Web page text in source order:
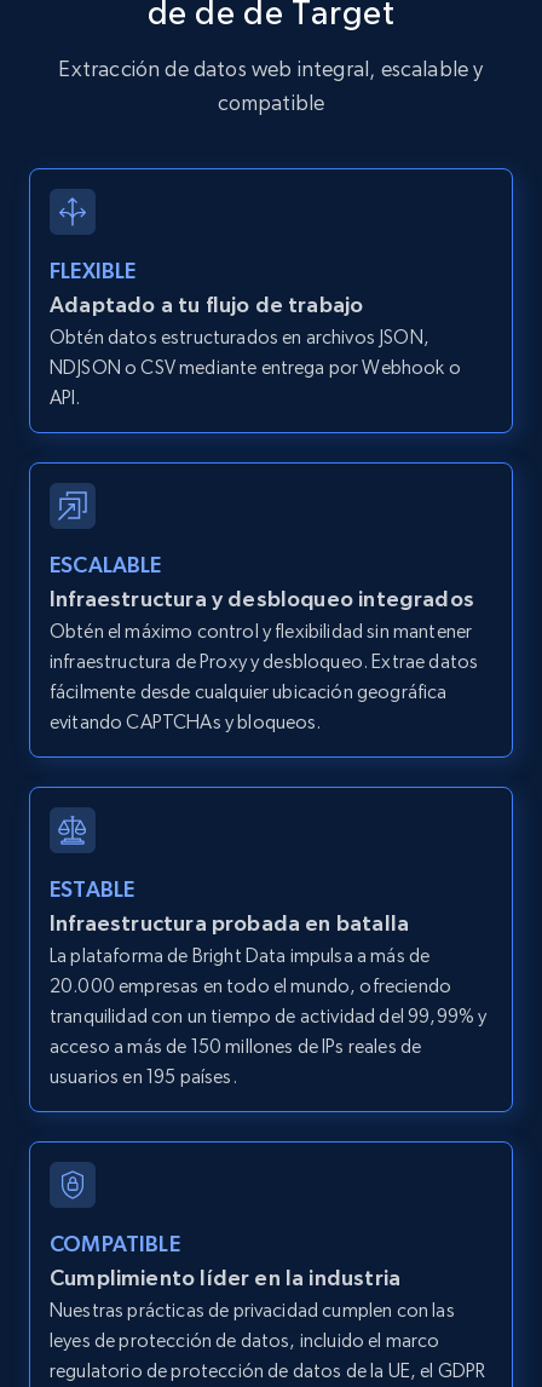
URL, Product id, Title, Product description,
Rating, Reviews count, Initial price, Discount,
Zara - Products
Category id, Product id, Product name, Price,
Currency, Colour code, Colour, Description, and
more.
Zara - Products - discovery by category url
Category id, Product id, Product name, Price,
Currency, Colour code, Colour, Description, and
more.
1.2K+ 208+ Prueba gratuita
Best Buy products
URL, Product id, Title, Images, Final price,
Currency, Discount, Initial price, and more.
1.1K+ 148+ Prueba gratuita
Best Buy products - Collect data on
URL, Product id, Title, Images, Final price,
Currency, Discount, Initial price, and more.
1.1K+
Lowes.com
de de de Target
Extracción de datos web integral, escalable y
compatible
FLEXIBLE
Adaptado a tu flujo de trabajo
Obtén datos estructurados en archivos JSON,
NDJSON o CSV mediante entrega por Webhook o
API.
ESCALABLE
Infraestructura y desbloqueo integrados
Obtén el máximo control y flexibilidad sin mantener
infraestructura de Proxy y desbloqueo. Extrae datos
fácilmente desde cualquier ubicación geográfica
evitando CAPTCHAs y bloqueos.
ESTABLE
Infraestructura probada en batalla
La plataforma de Bright Data impulsa a más de
20.000 empresas en todo el mundo, ofreciendo
tranquilidad con un tiempo de actividad del 99,99% y
acceso a más de 150 millones de IPs reales de
usuarios en 195 países.
COMPATIBLE
Cumplimiento líder en la industria
Nuestras prácticas de privacidad cumplen con las
leyes de protección de datos, incluido el marco
regulatorio de protección de datos de la UE, el GDPR